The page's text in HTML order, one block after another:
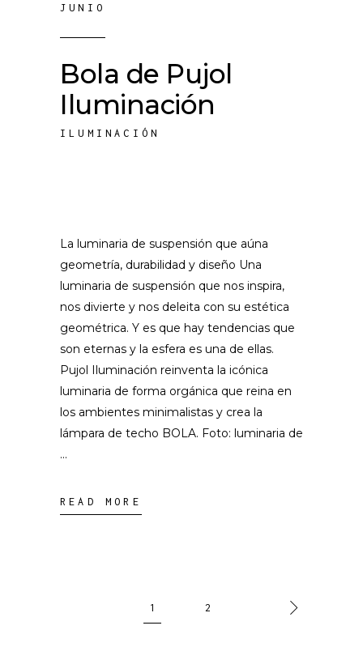
JUNIO
Bola de Pujol
Iluminación
ILUMINACIÓN
La luminaria de suspensión que aúna
geometría, durabilidad y diseño Una
luminaria de suspensión que nos inspira,
nos divierte y nos deleita con su estética
geométrica. Y es que hay tendencias que
son eternas y la esfera es una de ellas.
Pujol Iluminación reinventa la icónica
luminaria de forma orgánica que reina en
los ambientes minimalistas y crea la
lámpara de techo BOLA. Foto: luminaria de
READ MORE
1 2